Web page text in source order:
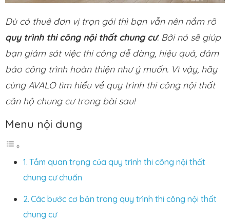
Dù có thuê đơn vị trọn gói thì bạn vẫn nên nắm rõ
quy trình thi công nội thất chung cư. Bởi nó sẽ giúp
bạn giám sát việc thi công dễ dàng, hiệu quả, đảm
bảo công trình hoàn thiện như ý muốn. Vì vậy, hãy
cùng AVALO tìm hiểu về quy trình thi công nội thất
căn hộ chung cư trong bài sau!
Menu nội dung
Tầm quan trọng của quy trình thi công nội thất
chung cư chuẩn
Các bước cơ bản trong quy trình thi công nội thất
chung cư